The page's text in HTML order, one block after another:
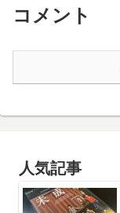
コメント
人気記事